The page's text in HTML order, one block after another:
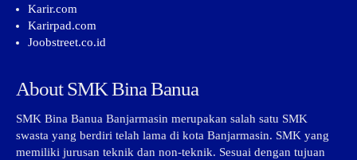
Karir.com
Karirpad.com
Joobstreet.co.id
About SMK Bina Banua
SMK Bina Banua Banjarmasin merupakan salah satu SMK
swasta yang berdiri telah lama di kota Banjarmasin. SMK yang
memiliki jurusan teknik dan non-teknik. Sesuai dengan tujuan